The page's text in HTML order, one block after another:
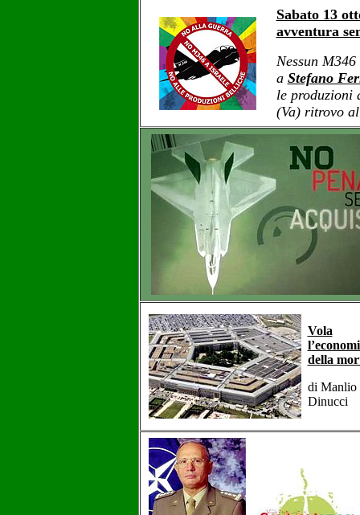
Sabato 13
avventura
Nessun
a Stefano
le produzioni
(Va) ritrovo
Vola
della
di Manlio
Dinucci